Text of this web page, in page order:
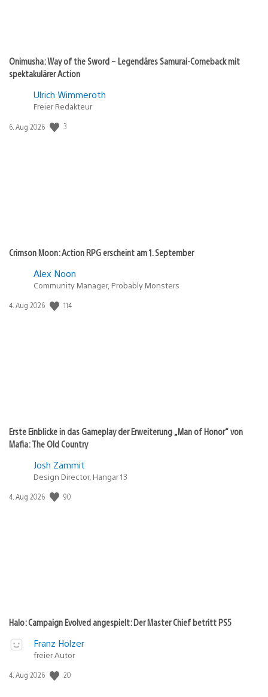
Onimusha: Way of the Sword – Legendäres Samurai-Comeback mit
spektakulärer Action
Ulrich Wimmeroth
Freier Redakteur
Veröffentlichungsdatum:
6. Aug 2026 3
Crimson Moon: Action RPG erscheint am 1. September
Alex Noon
Community Manager, Probably Monsters
Veröffentlichungsdatum:
4. Aug 2026 114
Erste Einblicke in das Gameplay der Erweiterung „Man of Honor“ von
Mafia: The Old Country
Josh Zammit
Design Director, Hangar 13
Veröffentlichungsdatum:
4. Aug 2026 90
Halo: Campaign Evolved angespielt: Der Master Chief betritt PS5
Franz Holzer
freier Autor
Veröffentlichungsdatum:
4. Aug 2026 20